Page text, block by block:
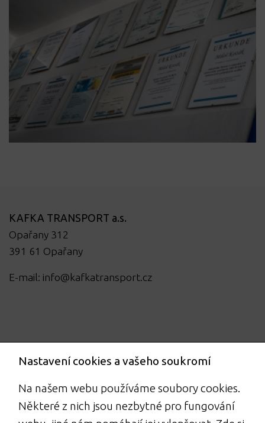
KAFKA TRANSPORT a.s.
Opařany 312
391 61 Opařany
E-mail: info@kafkatransport.cz
Nastavení cookies a vašeho soukromí
Na našem webu používáme soubory cookies.
Některé z nich jsou nezbytné pro fungování